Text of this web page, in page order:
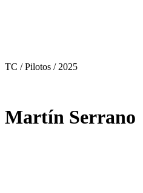
TC / Pilotos / 2025
Martín Serrano